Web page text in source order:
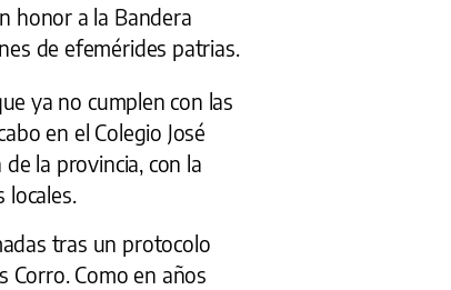
honor a la Bandera
de efemérides patrias.
ya no cumplen con las
en el Colegio José
la provincia, con la
tras un protocolo
Corro. Como en años